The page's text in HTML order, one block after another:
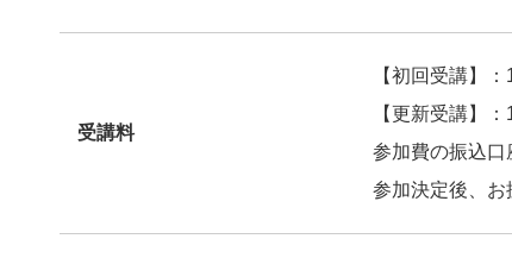
受講料
【初回受講】
【更新受講】
参加費の振込口
参加決定後、お